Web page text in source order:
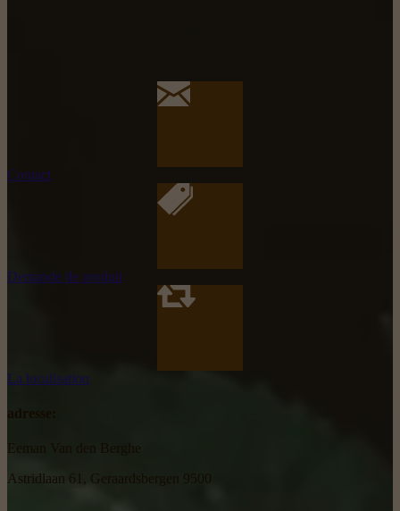
Contact
Demande de produit
La localisation
Astridlaan 61, Geraardsbergen 9500